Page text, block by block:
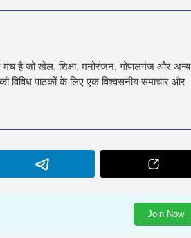
है जो खेल, शिक्षा, मनोरंजन, गोपालगंज और अन्य
विविध पाठकों के लिए एक विश्वसनीय समाचार और
Join Now